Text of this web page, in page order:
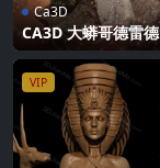
Ca3D
CA3D 大蟒哥德雷德
VIP